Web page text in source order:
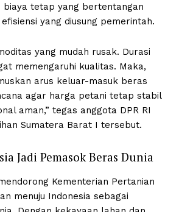
biaya tetap yang bertentangan
yang diusung pemerintah.
yang mudah rusak. Durasi
memengaruhi kualitas. Maka,
arus keluar-masuk beras
agar harga petani tetap stabil
aman,” tegas anggota DPR RI
Sumatera Barat I tersebut.
Jadi Pemasok Beras Dunia
Kementerian Pertanian
menuju Indonesia sebagai